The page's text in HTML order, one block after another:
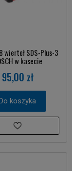
wierteł SDS-Plus-3
w kasecie
95,00 zł
koszyka